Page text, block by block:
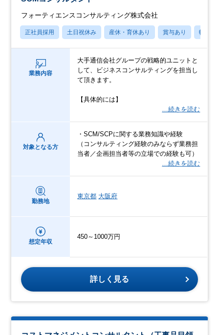
フォーティエンスコンサルティング株式会社
正社員採用 土日祝休み 産休・育休あり 賞与あり 転勤な
業務内容
大手通信会社グループの戦略的ユニットと
して、ビジネスコンサルティングを担当し
て頂きます。
【具体的には】
…続きを読む
対象となる方
・SCM/SCPに関する業務知識や経験
（コンサルティング経験のみならず業務担
当者／企画担当者等の立場での経験も可）
…続きを読む
勤務地
東京都 大阪府
想定年収
450～1000万円
詳しく見る